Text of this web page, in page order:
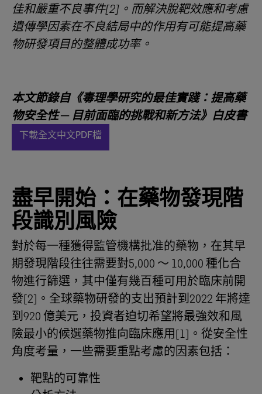
佳和嚴重不良事件[2]。而解決脫靶效應和考慮
遺傳學因素在不良結局中的作用有可能提高藥
物研發項目的整體成功率。
本文節錄自《毒理學研究的最佳實踐：提高藥
物安全性 ─ 目前面臨的挑戰和新方法》白皮書
下載全文中文PDF檔
盡早開始：在藥物發現階
段識別風險
對於每一種獲得監管機構批准的藥物，在其早
期發現階段往往需要對5,000 ～ 10,000 種化合
物進行篩選，其中僅有幾百種可用於臨床前開
發[2]。全球藥物研發的支出預計到2022 年將達
到920 億美元，投資者迫切希望將最強效和風
險最小的候選藥物推向臨床應用[1]。從安全性
角度考量，一些需要重點考慮的因素包括：
靶點的可靠性